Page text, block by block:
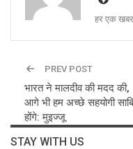
हर एक
PREV POST
भारत ने मालदीव की मदद की,
आगे भी हम अच्छे सहयोगी
होंगे: मुइज्जू
STAY WITH US